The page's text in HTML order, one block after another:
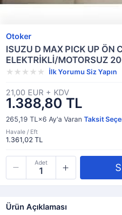
Otoker
ISUZU D MAX PICK UP ÖN
ELEKTRİKLİ/MOTORSUZ
İlk Yorumu Siz Yapın
1.388,80 TL
21,00 EUR + KDV
265,19 TL×6 Ay'a Varan Taksit
Havale / Eft
1.361,02 TL
Adet
Ürün Açıklaması